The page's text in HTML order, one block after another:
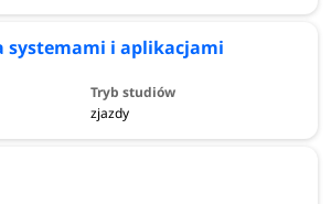
systemami i aplikacjami
zjazdy